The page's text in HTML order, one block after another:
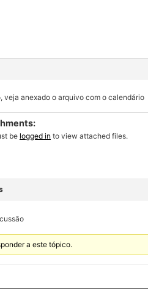
veja anexado o arquivo com o calendário
be logged in to view attached files.
a este tópico.